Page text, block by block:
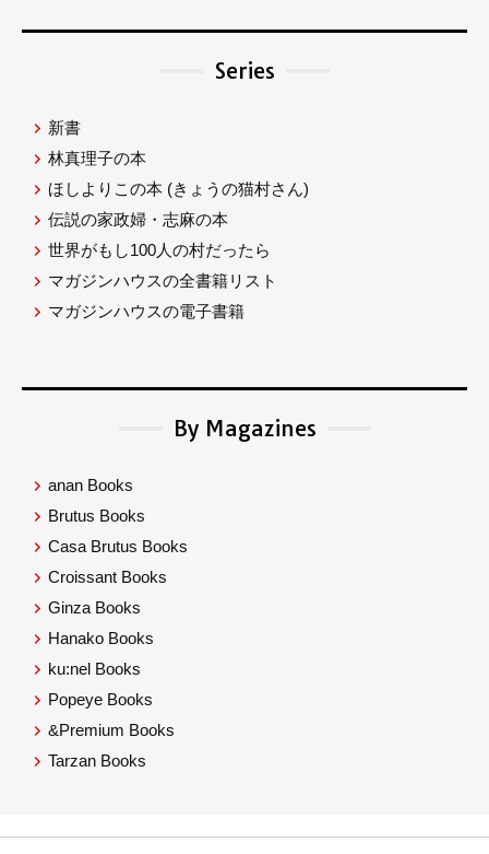
Series
新書
林真理子の本
ほしよりこの本 (きょうの猫村さん)
伝説の家政婦・志麻の本
世界がもし100人の村だったら
マガジンハウスの全書籍リスト
マガジンハウスの電子書籍
By Magazines
anan Books
Brutus Books
Casa Brutus Books
Croissant Books
Ginza Books
Hanako Books
ku:nel Books
Popeye Books
&Premium Books
Tarzan Books